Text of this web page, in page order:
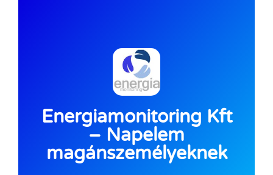
Energiamonitoring Kft
– Napelem
magánszemélyeknek